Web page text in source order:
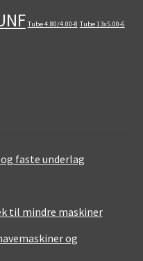
Tube 4.80/4.00-8 Tube 13x5.00-6
faste underlag
til mindre maskiner
og